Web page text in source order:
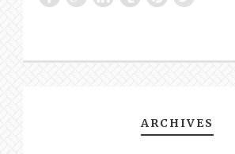
ARCHIVES